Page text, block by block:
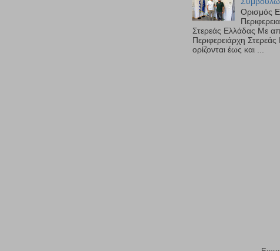
Ορισμός
Στερεάς Ελλάδας Με
Περιφερειάρχη
ορίζονται έως και ...